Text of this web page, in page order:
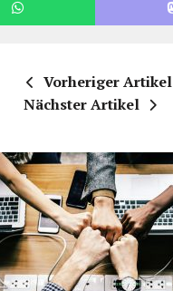
Vorheriger Artikel
Nächster Artikel